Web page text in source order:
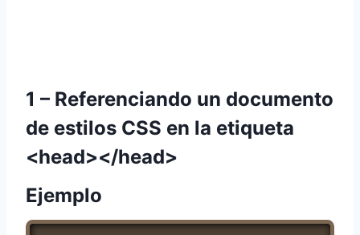
1 – Referenciando un documento
de estilos CSS en la etiqueta
<head></head>
Ejemplo